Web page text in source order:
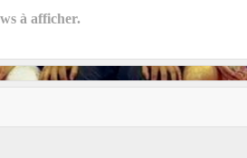
à afficher.